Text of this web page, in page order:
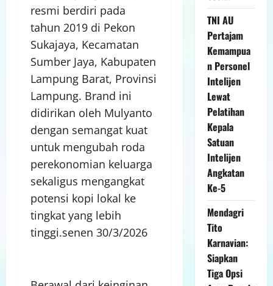
resmi berdiri pada
tahun 2019 di Pekon
Sukajaya, Kecamatan
Sumber Jaya, Kabupaten
Lampung Barat, Provinsi
Lampung. Brand ini
didirikan oleh Mulyanto
dengan semangat kuat
untuk mengubah roda
perekonomian keluarga
sekaligus mengangkat
potensi kopi lokal ke
tingkat yang lebih
tinggi.senen 30/3/2026
TNI AU
Pertajam
Kemampua
n Personel
Intelijen
Lewat
Pelatihan
Kepala
Satuan
Intelijen
Angkatan
Ke-5
Mendagri
Tito
Karnavian:
Siapkan
Tiga Opsi